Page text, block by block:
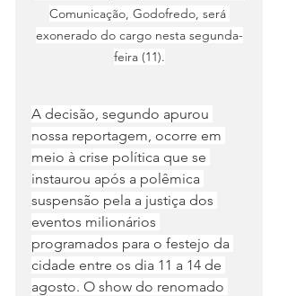
Comunicação, Godofredo, será
exonerado do cargo nesta segunda-
feira (11).
A decisão, segundo apurou
nossa reportagem, ocorre em
meio à crise política que se
instaurou após a polêmica
suspensão pela a justiça dos
eventos milionários
programados para o festejo da
cidade entre os dia 11 a 14 de
agosto. O show do renomado